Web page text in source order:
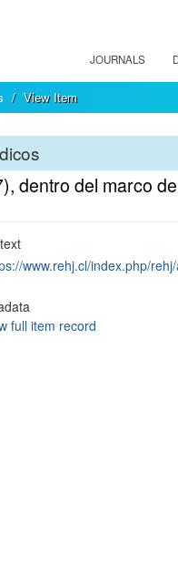
JOURNALS
View Item
dentro del marco
www.rehj.cl/index.php/
full item record